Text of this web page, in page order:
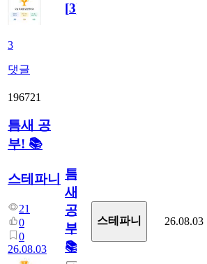
3
댓글
[3]
196721
틈새 공
부! 📚
스테파니
21
0
0
26.08.03
틈
새
공
부!
📚
스테파니 26.08.03